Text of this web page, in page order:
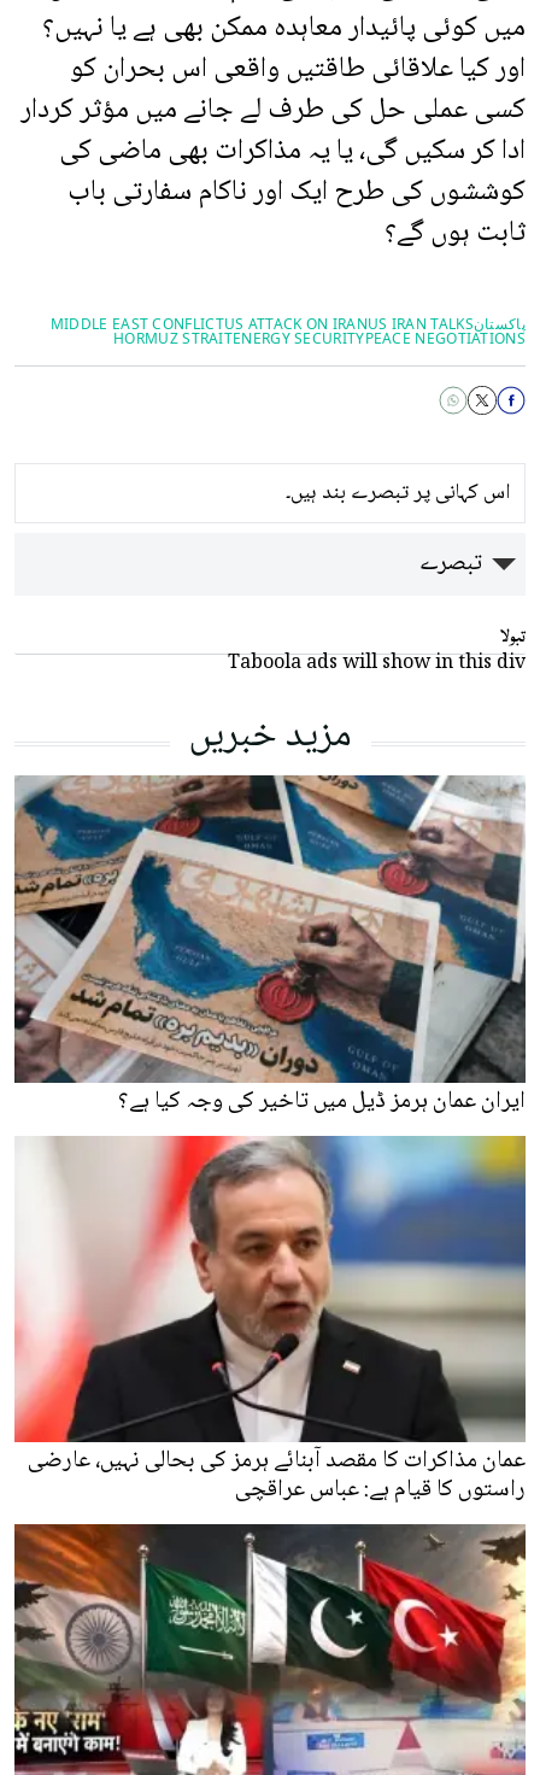
میں کوئی پائیدار معاہدہ ممکن بھی ہے یا نہیں؟
اور کیا علاقائی طاقتیں واقعی اس بحران کو
کسی عملی حل کی طرف لے جانے میں مؤثر کردار
ادا کر سکیں گی، یا یہ مذاکرات بھی ماضی کی
کوششوں کی طرح ایک اور ناکام سفارتی باب
ثابت ہوں گے؟
پاکستانUS IRAN TALKS
US ATTACK ON IRAN
MIDDLE EAST CONFLICT
PEACE NEGOTIATIONS
ENERGY SECURITY
HORMUZ STRAIT
اس کہانی پر تبصرے بند ہیں۔
تبصرے
تبولا
Taboola ads will show in this div
مزید خبریں
ایران عمان ہرمز ڈیل میں تاخیر کی وجہ کیا ہے؟
عمان مذاکرات کا مقصد آبنائے ہرمز کی بحالی نہیں، عارضی
راستوں کا قیام ہے: عباس عراقچی